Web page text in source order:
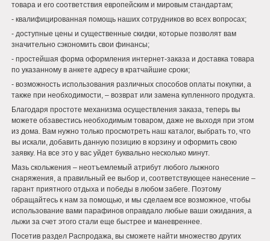
товара и его соответствия европейским и мировым стандартам;
- квалифицированная помощь наших сотрудников во всех вопросах;
- доступные цены и существенные скидки, которые позволят вам
значительно сэкономить свои финансы;
- простейшая форма оформления интернет-заказа и доставка товара
по указанному в анкете адресу в кратчайшие сроки;
- возможность использования различных способов оплаты покупки, а
также при необходимости, – возврат или замена купленного продукта.
Благодаря простоте механизма осуществления заказа, теперь вы
можете обзавестись необходимым товаром, даже не выходя при этом
из дома. Вам нужно только просмотреть наш каталог, выбрать то, что
вы искали, добавить данную позицию в корзину и оформить свою
заявку. На все это у вас уйдет буквально несколько минут.
Мазь скольжения – неотъемлемый атрибут любого лыжного
снаряжения, а правильный ее выбор и, соответствующее нанесение –
гарант приятного отдыха и победы в любом забеге. Поэтому
обращайтесь к нам за помощью, и мы сделаем все возможное, чтобы
использование вами парафинов оправдало любые ваши ожидания, а
лыжи за счет этого стали еще быстрее и маневреннее.
Посетив раздел Распродажа, вы сможете найти множество других